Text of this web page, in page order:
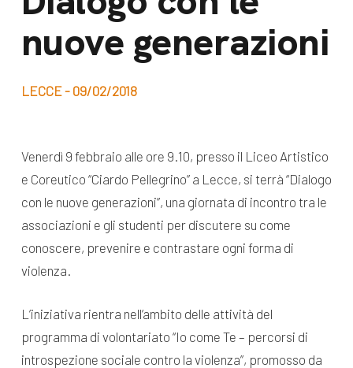
nuove generazioni
LECCE - 09/02/2018
Venerdì 9 febbraio alle ore 9.10, presso il Liceo Artistico
e Coreutico “Ciardo Pellegrino” a Lecce, si terrà “Dialogo
con le nuove generazioni”, una giornata di incontro tra le
associazioni e gli studenti per discutere su come
conoscere, prevenire e contrastare ogni forma di
violenza.
L’iniziativa rientra nell’ambito delle attività del
programma di volontariato “Io come Te – percorsi di
introspezione sociale contro la violenza”, promosso da
Lavora con noi
Bilancio di
missione
appuntamenti
News
Appuntamenti
dal Sud
Campagne
Videomagazine
e blog progetti